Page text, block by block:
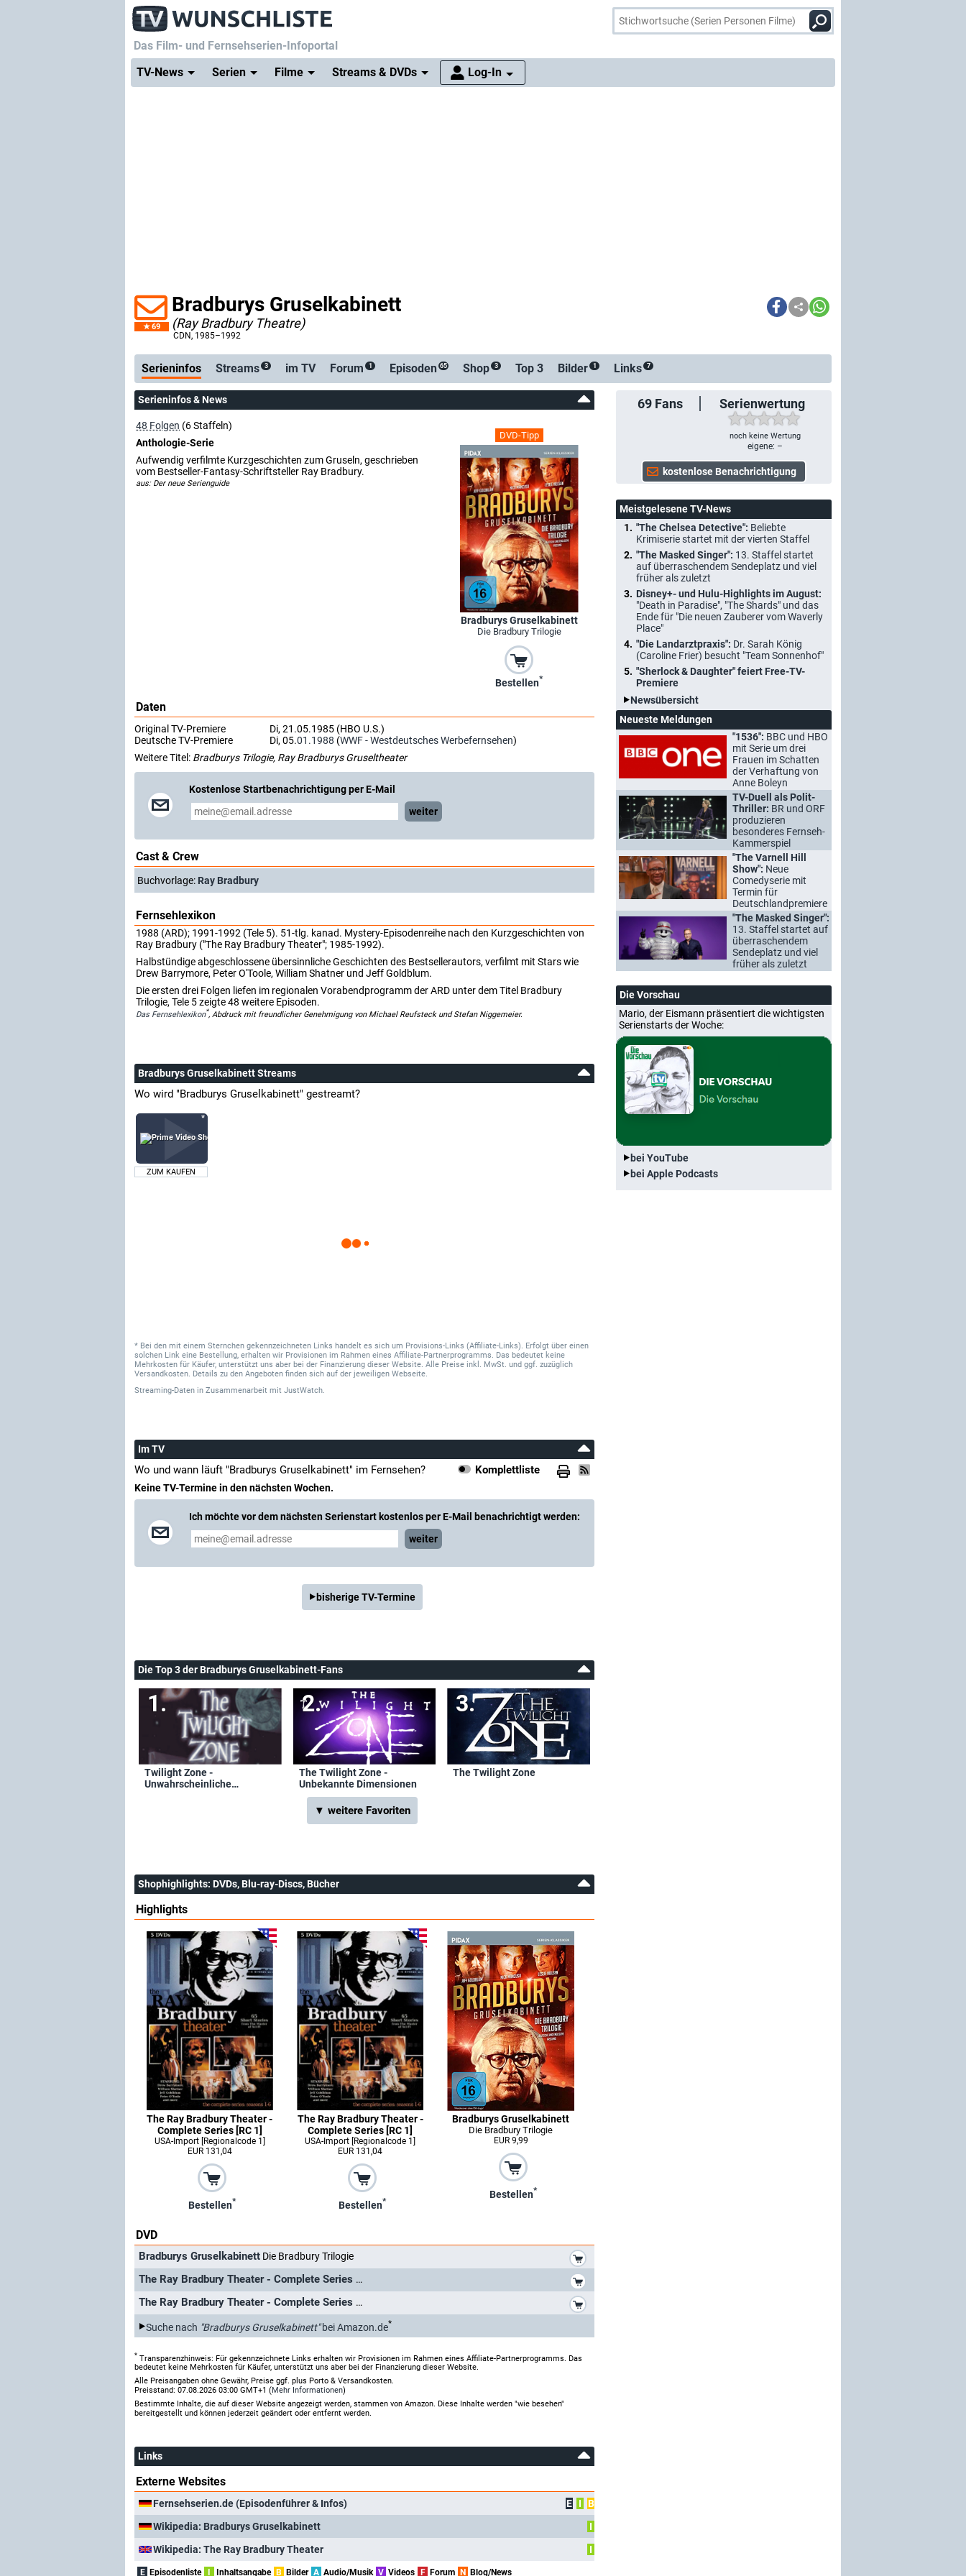
Das Film- und Fernsehserien-Infoportal
TV-News
Serien Filme Streams & DVDs Log-In
69
Bradburys Gruselkabinett
(Ray Bradbury Theatre)
CDN, 1985–1992
Serienticker
Serieninfos Streams 3 im TV Forum 1 Episoden 65 Shop 3 Top 3 Bilder 1 Links 7
69 Fans Serienwertung
noch keine Wertung
eigene: –
Serieninfos & News
DVD-Tipp
Bradburys Gruselkabinett
Die Bradbury Trilogie
Bestellen*
48 Folgen (6 Staffeln)
Anthologie-Serie
Aufwendig verfilmte Kurzgeschichten zum Gruseln, geschrieben
vom Bestseller-Fantasy-Schriftsteller Ray Bradbury.
aus: Der neue Serienguide
Daten
Original TV-Premiere
Di, 21.05.1985 (HBO U.S.)
Deutsche TV-Premiere
Di, 05.01.1988 (WWF - Westdeutsches Werbefernsehen)
Weitere Titel: Bradburys Trilogie, Ray Bradburys Gruseltheater
Kostenlose Startbenachrichtigung per E-Mail
weiter
Cast & Crew
Buchvorlage: Ray Bradbury
Fernsehlexikon
1988 (ARD); 1991-1992 (Tele 5). 51-tlg. kanad. Mystery-Episodenreihe nach den Kurzgeschichten von
Ray Bradbury ("The Ray Bradbury Theater"; 1985-1992).
Halbstündige abgeschlossene übersinnliche Geschichten des Bestsellerautors, verfilmt mit Stars wie
Drew Barrymore, Peter O'Toole, William Shatner und Jeff Goldblum.
Die ersten drei Folgen liefen im regionalen Vorabendprogramm der ARD unter dem Titel Bradbury
Trilogie, Tele 5 zeigte 48 weitere Episoden.
Das Fernsehlexikon*, Abdruck mit freundlicher Genehmigung von Michael Reufsteck und Stefan Niggemeier.
Bradburys Gruselkabinett Streams
Wo wird "Bradburys Gruselkabinett" gestreamt?
ZUM KAUFEN
* Bei den mit einem Sternchen gekennzeichneten Links handelt es sich um Provisions-Links (Affiliate-Links). Erfolgt über einen
solchen Link eine Bestellung, erhalten wir Provisionen im Rahmen eines Affiliate-Partnerprogramms. Das bedeutet keine
Mehrkosten für Käufer, unterstützt uns aber bei der Finanzierung dieser Website. Alle Preise inkl. MwSt. und ggf. zuzüglich
Versandkosten. Details zu den Angeboten finden sich auf der jeweiligen Webseite.
Streaming-Daten in Zusammenarbeit mit JustWatch.
Im TV
Wo und wann läuft "Bradburys Gruselkabinett" im Fernsehen? Komplettliste
Keine TV-Termine in den nächsten Wochen.
Ich möchte vor dem nächsten Serienstart kostenlos per E-Mail benachrichtigt werden:
weiter
bisherige TV-Termine
Die Top 3 der Bradburys Gruselkabinett-Fans
Twilight Zone -
Unwahrscheinliche
The Twilight Zone -
Unbekannte Dimensionen
The Twilight Zone
▼ weitere Favoriten
Shophighlights: DVDs, Blu-ray-Discs, Bücher
Highlights
The Ray Bradbury Theater -
Complete Series [RC 1]
USA-Import [Regionalcode 1]
EUR 131,04
Bestellen*
The Ray Bradbury Theater -
Complete Series [RC 1]
USA-Import [Regionalcode 1]
EUR 131,04
Bestellen*
Bradburys Gruselkabinett
Die Bradbury Trilogie
EUR 9,99
Bestellen*
DVD
Bradburys Gruselkabinett Die Bradbury Trilogie
The Ray Bradbury Theater - Complete Series
The Ray Bradbury Theater - Complete Series
Suche nach "Bradburys Gruselkabinett"bei Amazon.de*
* Transparenzhinweis: Für gekennzeichnete Links erhalten wir Provisionen im Rahmen eines Affiliate-Partnerprogramms. Das
bedeutet keine Mehrkosten für Käufer, unterstützt uns aber bei der Finanzierung dieser Website.
Alle Preisangaben ohne Gewähr, Preise ggf. plus Porto & Versandkosten.
Preisstand: 07.08.2026 03:00 GMT+1 (Mehr Informationen)
Bestimmte Inhalte, die auf dieser Website angezeigt werden, stammen von Amazon. Diese Inhalte werden "wie besehen"
bereitgestellt und können jederzeit geändert oder entfernt werden.
Links
Externe Websites
Fernsehserien.de (Episodenführer & Infos) E I
B
Wikipedia: Bradburys Gruselkabinett
I
Wikipedia: The Ray Bradbury Theater
I
E Episodenliste Inhaltsangabe B Bilder A Audio/Musik V Videos F Forum N Blog/News
Meistgelesene TV-News
"The Chelsea Detective": Beliebte
Krimiserie startet mit der vierten Staffel
"The Masked Singer": 13. Staffel startet
auf überraschendem Sendeplatz und viel
früher als zuletzt
Disney+- und Hulu-Highlights im August:
"Death in Paradise", "The Shards" und das
Ende für "Die neuen Zauberer vom Waverly
Place"
"Die Landarztpraxis": Dr. Sarah König
(Caroline Frier) besucht "Team Sonnenhof"
"Sherlock & Daughter" feiert Free-TV-
Premiere
Newsübersicht
Neueste Meldungen
"1536": BBC und HBO
mit Serie um drei
Frauen im Schatten
der Verhaftung von
Anne Boleyn
TV-Duell als Polit-
Thriller: BR und ORF
produzieren
besonderes Fernseh-
Kammerspiel
"The Varnell Hill
Show": Neue
Comedyserie mit
Termin für
Deutschlandpremiere
"The Masked Singer":
13. Staffel startet auf
überraschendem
Sendeplatz und viel
früher als zuletzt
Die Vorschau
Mario, der Eismann präsentiert die wichtigsten
Serienstarts der Woche:
bei YouTube
bei Apple Podcasts